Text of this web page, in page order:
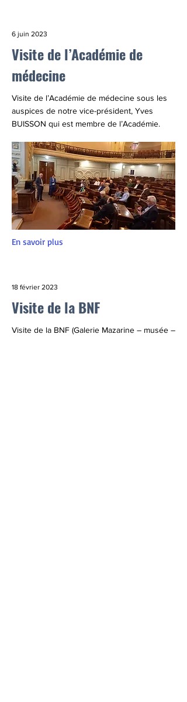
6 juin 2023
Visite de l’Académie de
médecine
Visite de l’Académie de médecine sous les
auspices de notre vice-président, Yves
BUISSON qui est membre de l’Académie.
En savoir plus
18 février 2023
Visite de la BNF
Visite de la BNF (Galerie Mazarine – musée –